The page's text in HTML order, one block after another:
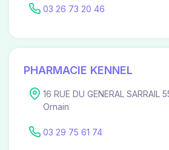
03 26 73 20 46
PHARMACIE KENNEL
16 RUE DU GENERAL
Ornain
03 29 75 61 74